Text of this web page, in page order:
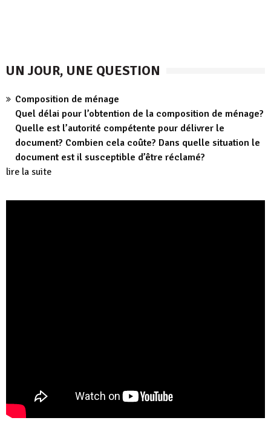
UN JOUR, UNE QUESTION
Composition de ménage
Quel délai pour l’obtention de la composition de ménage?
Quelle est l’autorité compétente pour délivrer le
document? Combien cela coûte? Dans quelle situation le
document est il susceptible d’être réclamé?
lire la suite